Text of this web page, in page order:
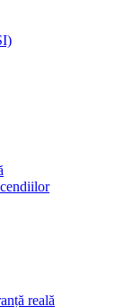
reală